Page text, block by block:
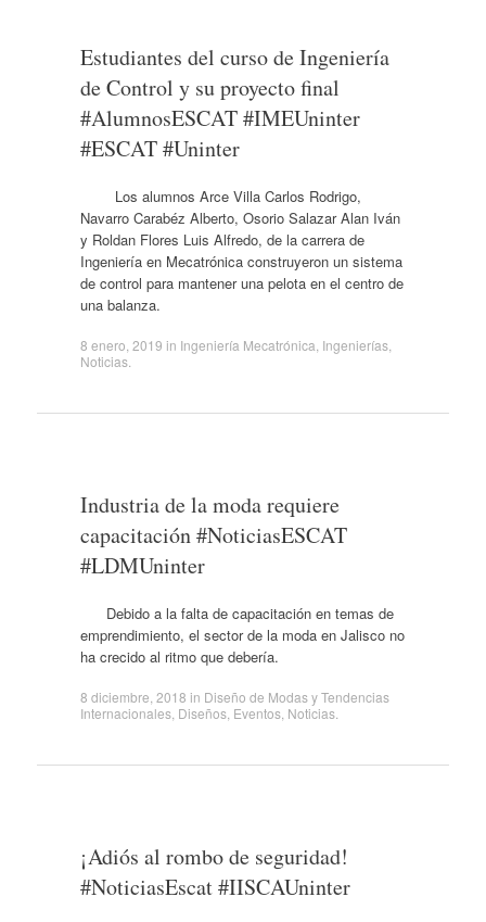
Estudiantes del curso de Ingeniería
de Control y su proyecto final
#AlumnosESCAT #IMEUninter
#ESCAT #Uninter
Los alumnos Arce Villa Carlos Rodrigo,
Navarro Carabéz Alberto, Osorio Salazar Alan Iván
y Roldan Flores Luis Alfredo, de la carrera de
Ingeniería en Mecatrónica construyeron un sistema
de control para mantener una pelota en el centro de
una balanza.
8 enero, 2019 in Ingeniería Mecatrónica Ingenierías,
Noticias.
Industria de la moda requiere
capacitación #NoticiasESCAT
#LDMUninter
Debido a la falta de capacitación en temas de
emprendimiento, el sector de la moda en Jalisco no
ha crecido al ritmo que debería.
8 diciembre, 2018 in Diseño de Modas y Tendencias
Internacionales, Diseños, Eventos, Noticias.
¡Adiós al rombo de seguridad!
#NoticiasEscat #IISCAUninter